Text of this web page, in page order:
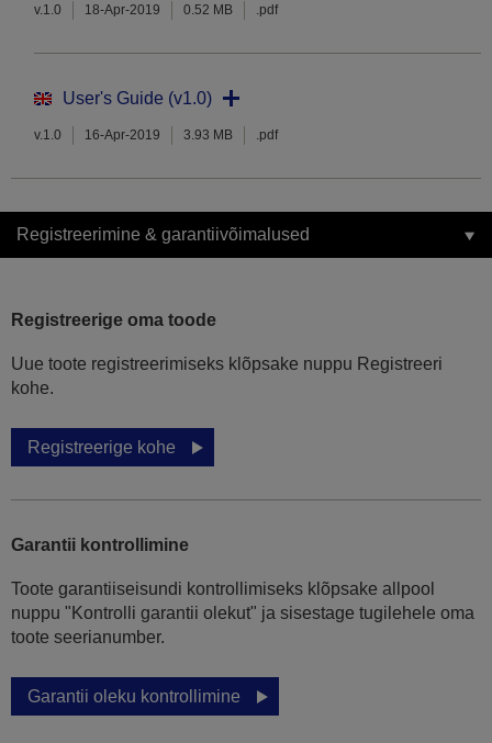
v.1.0 18-Apr-2019 0.52 MB .pdf
User's Guide (v1.0)
v.1.0 16-Apr-2019 3.93 MB .pdf
Registreerimine & garantiivõimalused
Registreerige oma toode
Uue toote registreerimiseks klõpsake nuppu Registreeri
kohe.
Registreerige kohe
Garantii kontrollimine
Toote garantiiseisundi kontrollimiseks klõpsake allpool
nuppu "Kontrolli garantii olekut" ja sisestage tugilehele oma
toote seerianumber.
Garantii oleku kontrollimine